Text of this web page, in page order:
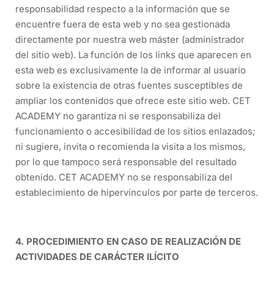
responsabilidad respecto a la información que se
encuentre fuera de esta web y no sea gestionada
directamente por nuestra web máster (administrador
del sitio web). La función de los links que aparecen en
esta web es exclusivamente la de informar al usuario
sobre la existencia de otras fuentes susceptibles de
ampliar los contenidos que ofrece este sitio web. CET
ACADEMY no garantiza ni se responsabiliza del
funcionamiento o accesibilidad de los sitios enlazados;
ni sugiere, invita o recomienda la visita a los mismos,
por lo que tampoco será responsable del resultado
obtenido. CET ACADEMY no se responsabiliza del
establecimiento de hipervínculos por parte de terceros.
4. PROCEDIMIENTO EN CASO DE REALIZACIÓN DE
ACTIVIDADES DE CARÁCTER ILÍCITO